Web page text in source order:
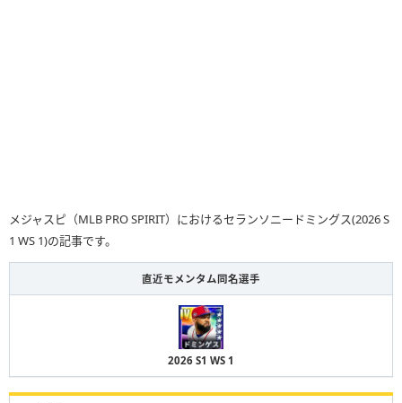
メジャスピ（MLB PRO SPIRIT）におけるセランソニードミングス(2026 S
1 WS 1)の記事です。
直近モメンタム同名選手
2026 S1 WS 1